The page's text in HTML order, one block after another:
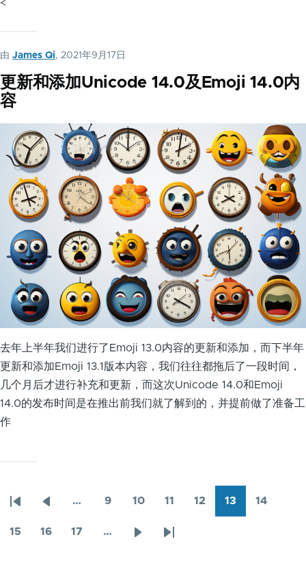
<
由 James Qi, 2021年9月17日
更新和添加Unicode 14.0及Emoji 14.0内
容
去年上半年我们进行了Emoji 13.0内容的更新和添加，而下半年
更新和添加Emoji 13.1版本内容，我们往往都拖后了一段时间，
几个月后才进行补充和更新，而这次Unicode 14.0和Emoji
14.0的发布时间是在推出前我们就了解到的，并提前做了准备工
作
分
页
首
页
前
一
…
9
10
11
12
13
14
15
16
17
…
末